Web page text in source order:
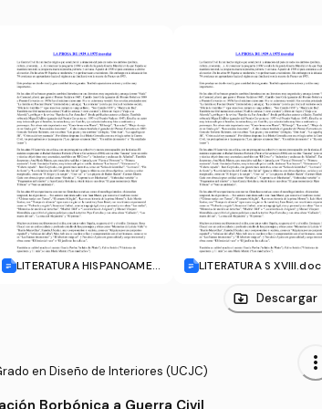
LITERATURA HISPANOAMERI
LITERATURA S XVIII.doc
Descargar
en Diseño de Interiores (UCJC) more_vert
Borbónica a Guerra Civil